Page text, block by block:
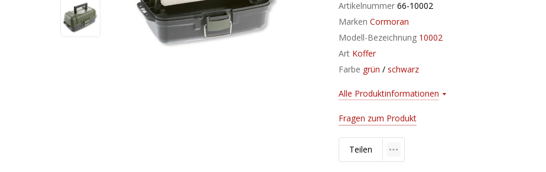
Artikelnummer 66-10002
Marken Cormoran
Modell-Bezeichnung 10002
Art Koffer
Farbe grün / schwarz
Alle Produktinformationen
Fragen zum Produkt
Teilen